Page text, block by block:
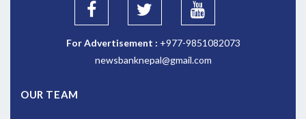
For Advertisement : +977-9851082073
newsbanknepal@gmail.com
OUR TEAM